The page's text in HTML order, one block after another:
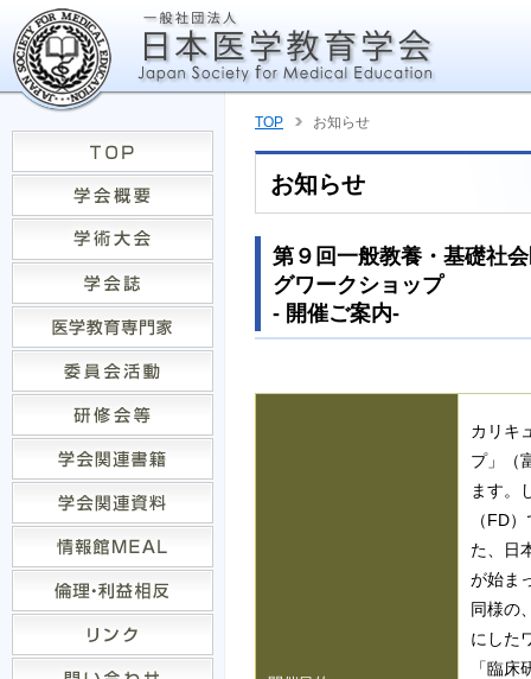
TOP お知らせ
お知らせ
第９回一般教養・基礎社
グワークショップ
- 開催ご案内-
カリキ
プ」（
ます。
（FD
た、日
が始ま
同様の
にした
「臨